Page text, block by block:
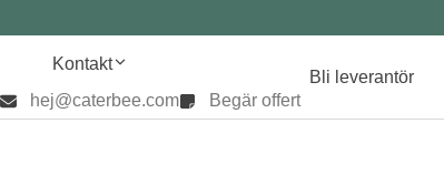
Kontakt
hej@caterbee.com Begär offert
Bli leverantör